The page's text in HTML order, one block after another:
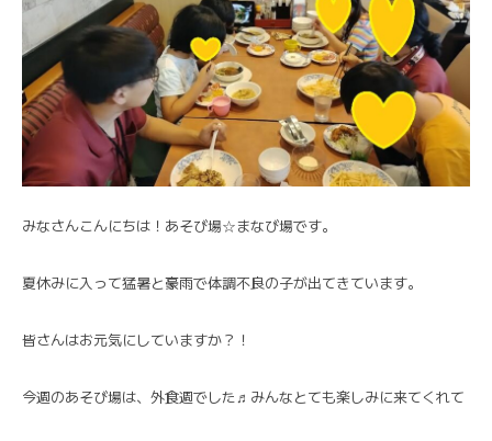
みなさんこんにちは！あそび場☆まなび場です。
夏休みに入って猛暑と豪雨で体調不良の子が出てきています。
皆さんはお元気にしていますか？！
今週のあそび場は、外食週でした♬みんなとても楽しみに来てくれて